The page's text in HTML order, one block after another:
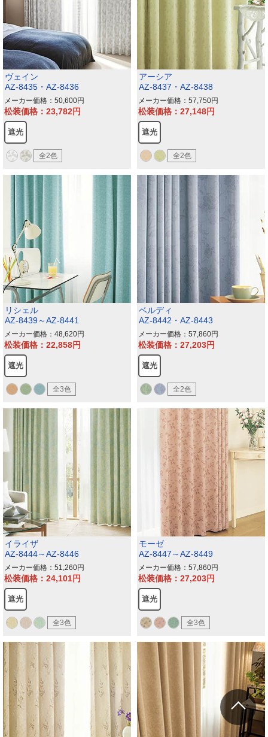
ヴェイン
AZ-8435・AZ-8436
メーカー価格：50,600
松装価格：23,782
遮光
全2色
アーシア
AZ-8437・AZ-8438
メーカー価格：57,750
松装価格：27,148
遮光
全2色
リシェル
AZ-8439～AZ-8441
メーカー価格：48,620
松装価格：22,858
遮光
全3色
ベルディ
AZ-8442・AZ-8443
メーカー価格：57,860
松装価格：27,203
遮光
全2色
イライザ
AZ-8444～AZ-8446
メーカー価格：51,260
松装価格：24,101
遮光
全3色
モーゼ
AZ-8447～AZ-8449
メーカー価格：57,860
松装価格：27,203
遮光
全3色